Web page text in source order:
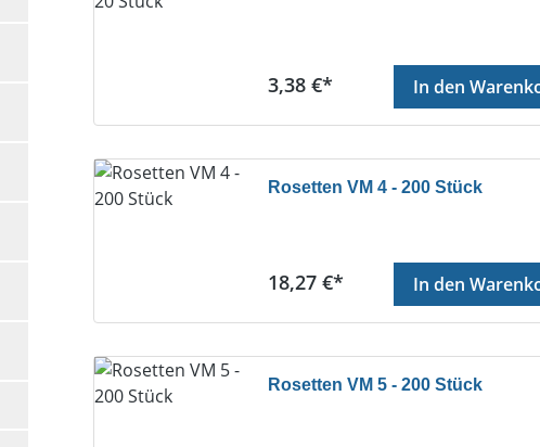
Regulärer Preis:
3,38 €* In den
Rosetten VM 4 - 200 Stück
Regulärer Preis:
18,27 €* In den
Rosetten VM 5 - 200 Stück